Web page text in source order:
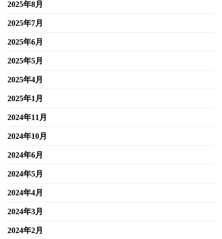
2025年8月
2025年7月
2025年6月
2025年5月
2025年4月
2025年1月
2024年11月
2024年10月
2024年6月
2024年5月
2024年4月
2024年3月
2024年2月